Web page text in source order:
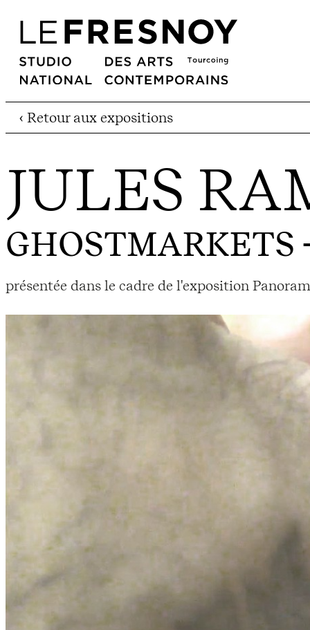
‹ Retour aux expositions
JULES
GHOSTMARKETS
présentée dans le cadre de l'exposition